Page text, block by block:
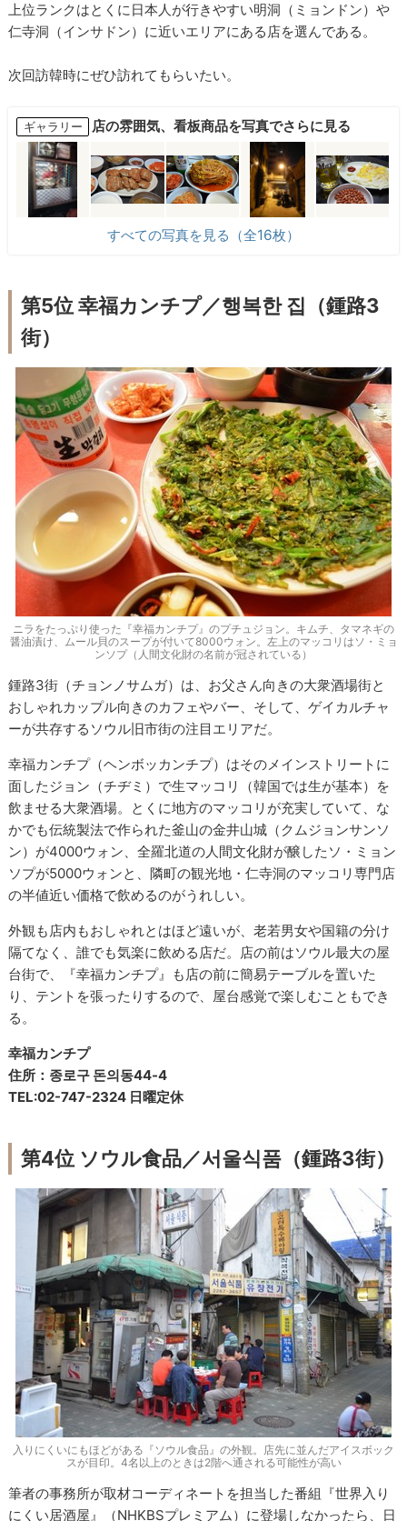
上位ランクはとくに日本人が行きやすい明洞（ミョンドン）や
仁寺洞（インサドン）に近いエリアにある店を選んである。
次回訪韓時にぜひ訪れてもらいたい。
ギャラリー 店の雰囲気、看板商品を写真でさらに見る
すべての写真を見る（全16枚）
第5位 幸福カンチプ／행복한 집（鍾路3
街）
ニラをたっぷり使った『幸福カンチプ』のプチュジョン。キムチ、タマネギの
醤油漬け、ムール貝のスープが付いて8000ウォン。左上のマッコリはソ・ミョ
ンソプ（人間文化財の名前が冠されている）
鍾路3街（チョンノサムガ）は、お父さん向きの大衆酒場街と
おしゃれカップル向きのカフェやバー、そして、ゲイカルチャ
ーが共存するソウル旧市街の注目エリアだ。
幸福カンチプ（ヘンボッカンチプ）はそのメインストリートに
面したジョン（チヂミ）で生マッコリ（韓国では生が基本）を
飲ませる大衆酒場。とくに地方のマッコリが充実していて、な
かでも伝統製法で作られた釜山の金井山城（クムジョンサンソ
ン）が4000ウォン、全羅北道の人間文化財が醸したソ・ミョン
ソプが5000ウォンと、隣町の観光地・仁寺洞のマッコリ専門店
の半値近い価格で飲めるのがうれしい。
外観も店内もおしゃれとはほど遠いが、老若男女や国籍の分け
隔てなく、誰でも気楽に飲める店だ。店の前はソウル最大の屋
台街で、『幸福カンチプ』も店の前に簡易テーブルを置いた
り、テントを張ったりするので、屋台感覚で楽しむこともでき
る。
幸福カンチプ
住所：종로구 돈의동44-4
TEL:02-747-2324 日曜定休
第4位 ソウル食品／서울식품（鍾路3街）
入りにくいにもほどがある『ソウル食品』の外観。店先に並んだアイスボック
スが目印。4名以上のときは2階へ通される可能性が高い
筆者の事務所が取材コーディネートを担当した番組『世界入り
にくい居酒屋』（NHKBSプレミアム）に登場しなかったら、日